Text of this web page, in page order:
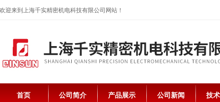
欢迎来到上海千实精密机电科技有限公司网站！
首页 公司简介 产品展示 公司新闻 技